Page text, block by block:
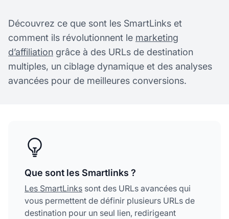
Découvrez ce que sont les SmartLinks et
comment ils révolutionnent le marketing
d’affiliation grâce à des URLs de destination
multiples, un ciblage dynamique et des analyses
avancées pour de meilleures conversions.
Que sont les Smartlinks ?
Les SmartLinks sont des URLs avancées qui
vous permettent de définir plusieurs URLs de
destination pour un seul lien, redirigeant